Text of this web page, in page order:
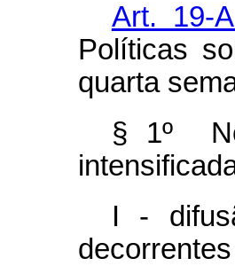
Art. 19-
Políticas
quarta
§ 1º
I -